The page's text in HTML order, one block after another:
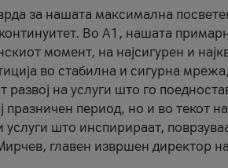
за нашата максимална
Во А1, нашата
момент, на најсигурен и
во стабилна и сигурна
на услуги што го
период, но и во текот
услуги што инспирираат,
главен извршен директор